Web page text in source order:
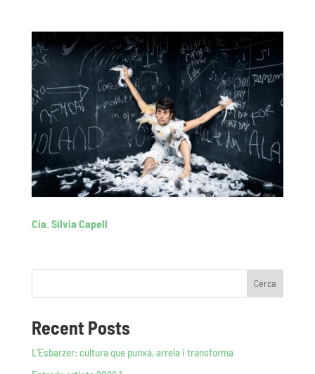
Cia. Silvia Capell
Cerca
Recent Posts
L’Esbarzer: cultura que punxa, arrela i transforma